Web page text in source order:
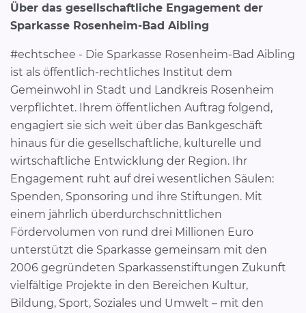
Über das gesellschaftliche Engagement der
Sparkasse Rosenheim-Bad Aibling
#echtschee - Die Sparkasse Rosenheim-Bad Aibling
ist als öffentlich-rechtliches Institut dem
Gemeinwohl in Stadt und Landkreis Rosenheim
verpflichtet. Ihrem öffentlichen Auftrag folgend,
engagiert sie sich weit über das Bankgeschäft
hinaus für die gesellschaftliche, kulturelle und
wirtschaftliche Entwicklung der Region. Ihr
Engagement ruht auf drei wesentlichen Säulen:
Spenden, Sponsoring und ihre Stiftungen. Mit
einem jährlich überdurchschnittlichen
Fördervolumen von rund drei Millionen Euro
unterstützt die Sparkasse gemeinsam mit den
2006 gegründeten Sparkassenstiftungen Zukunft
vielfältige Projekte in den Bereichen Kultur,
Bildung, Sport, Soziales und Umwelt – mit den